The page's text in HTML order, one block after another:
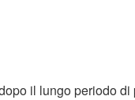
il lungo periodo di